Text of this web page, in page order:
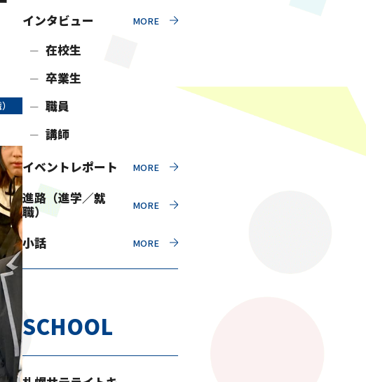
インタビュー
在校生
卒業生
職員
講師
イベントレポート
進路（進学／就
職）
小話
SCHOOL